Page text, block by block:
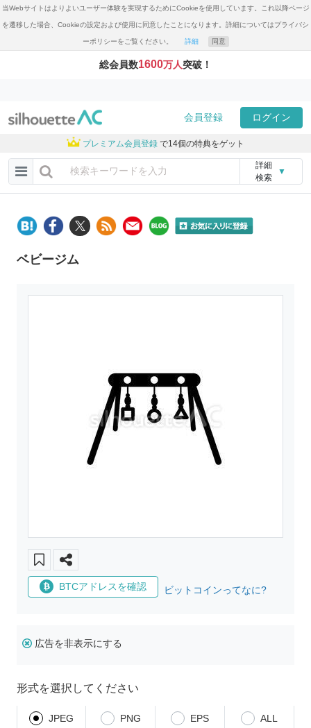
当Webサイトはよりよいユーザー体験を実現するためにCookieを使用しています。これ以降ページ
を遷移した場合、Cookieの設定および使用に同意したことになります。詳細についてはプライバシ
ーポリシーをご覧ください。 詳細 同意
総会員数1600万人突破！
会員登録 ログイン
プレミアム会員登録 で14個の特典をゲット
詳細
検索
▼
ベビージム
BTCアドレスを確認 ビットコインってなに?
広告を非表示にする
形式を選択してください
JPEG PNG EPS ALL